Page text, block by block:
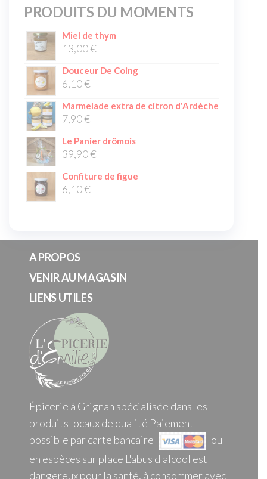
PRODUITS DU MOMENTS
Miel de thym
13,00€
Douceur De Coing
6,10€
Marmelade extra de citron d'Ardèche
7,90€
Le Panier drômois
39,90€
Confiture de figue
6,10€
A PROPOS
VENIR AU MAGASIN
LIENS UTILES
Épicerie à Grignan spécialisée dans les
produits locaux de qualité Paiement
possible par carte bancaire
ou
en espèces sur place L'abus d'alcool est
dangereux pour la santé, à consommer avec